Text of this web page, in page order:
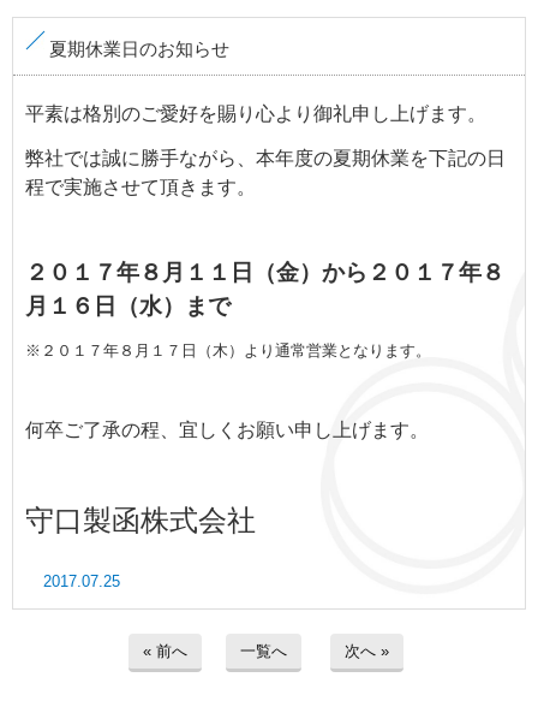
夏期休業日のお知らせ
平素は格別のご愛好を賜り心より御礼申し上げます。
弊社では誠に勝手ながら、本年度の夏期休業を下記の日
程で実施させて頂きます。
２０１７年８月１１日（金）から２０１７年８
月１６日（水）まで
※２０１７年８月１７日（木）より通常営業となります。
何卒ご了承の程、宜しくお願い申し上げます。
守口製函株式会社
2017.07.25
« 前へ 一覧へ 次へ »
求人情報
よくあるご質問
個人様お問い合わせ
リンク集